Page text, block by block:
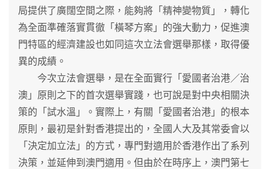
局提供了廣闊空間之際，能夠將「精神變物質」，轉化
為全面準確落實貫徹「橫琴方案」的強大動力，促進澳
門特區的經濟建設也如同這次立法會選舉那樣，取得優
異的成績。
今次立法會選舉，是在全面實行「愛國者治港／治
澳」原則之下的首次選舉實踐，也可說是對中央相關決
策的「試水溫」。實際上，有關「愛國者治港」的根本
原則，最初是針對香港提出的，全國人大及其常委會以
「決定加立法」的方式，專門對適用於香港作出了系列
決策，並延伸到澳門適用。但由於在時序上，澳門第七